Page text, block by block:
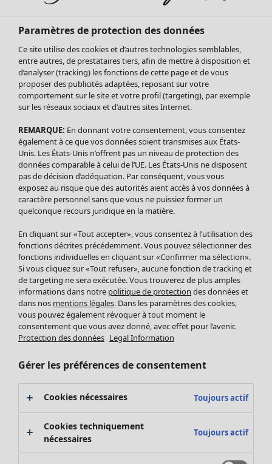
Soldes Vêtements
Tous les vêtements
Robes
Tuniques
Blouses
Tops
Gilets
Pantalon
Jupes
Leggings et collants
Accessoires
Chaussures
Vêtements de bain
Basics
Soldes Mobilier
Bonnes affaires déco
Décoration
Textiles
Tapis
Éponge
VêtementsOuvrir le menu Vêtements
Vêtements
Nouveautés
Tous les vêtements
Robes
Tuniques
Pulls
Tops
Pulls en tricot
Pantalons
Cartes cadeaux
MaisonOuvrir le menu Maison
Nouveautés
Voir toute la décoration
Coussins
Rideaux
Éponge
Céramique et verre
Paramètres de protection des données
Ce site utilise des cookies et d’autres technologies semblables,
entre autres, de prestataires tiers, afin de mettre à disposition et
d’analyser (tracking) les fonctions de cette page et de vous
proposer des publicités adaptées, reposant sur votre
comportement sur le site et votre profil (targeting), par exemple
sur les réseaux sociaux et d’autres sites Internet.
REMARQUE: En donnant votre consentement, vous consentez
également à ce que vos données soient transmises aux États-
Unis. Les États-Unis n’offrent pas un niveau de protection des
données comparable à celui de l’UE. Les États-Unis ne disposent
pas de décision d’adéquation. Par conséquent, vous vous
exposez au risque que des autorités aient accès à vos données à
caractère personnel sans que vous ne puissiez former un
quelconque recours juridique en la matière.
En cliquant sur «Tout accepter», vous consentez à l’utilisation des
fonctions décrites précédemment. Vous pouvez sélectionner des
fonctions individuelles en cliquant sur «Confirmer ma sélection».
Si vous cliquez sur «Tout refuser», aucune fonction de tracking et
de targeting ne sera exécutée. Vous trouverez de plus amples
informations dans notre politique de protection des données et
dans nos mentions légales. Dans les paramètres des cookies,
vous pouvez également révoquer à tout moment le
consentement que vous avez donné, avec effet pour l’avenir.
Protection des données Legal Information
Gérer les préférences de consentement
Cookies nécessaires Toujours actif
Cookies techniquement
nécessaires
Toujours actif